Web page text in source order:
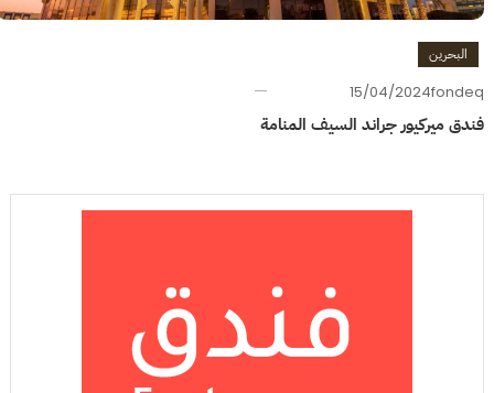
البحرين
15/04/2024fondeq
فندق ميركيور جراند السيف المنامة